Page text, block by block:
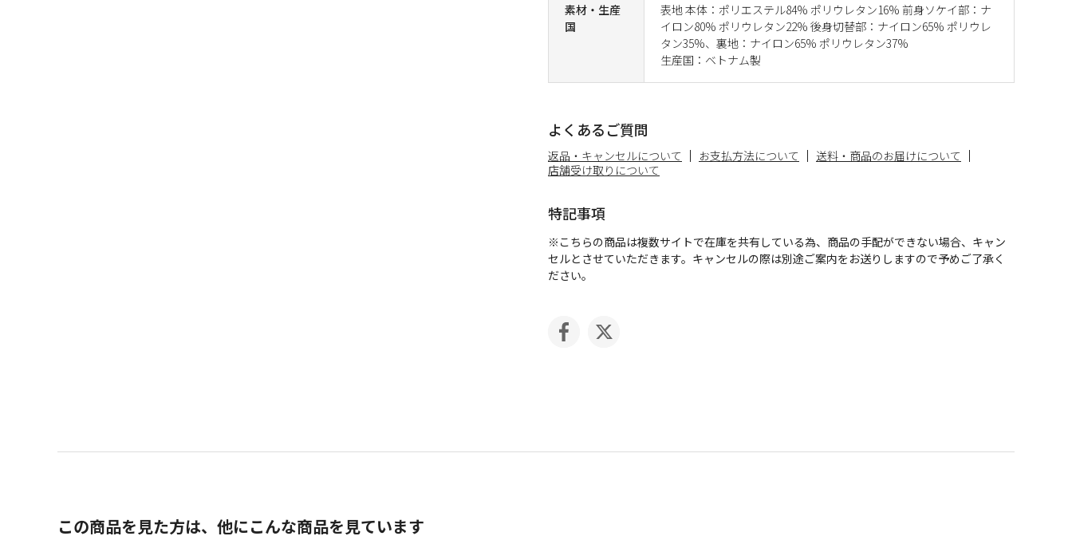
素材・生産
国
表地 本体：ポリエステル84% ポリウレタン16% 前身ソケイ部：ナ
イロン80% ポリウレタン22% 後身切替部：ナイロン65% ポリウレ
タン35%、裏地：ナイロン65% ポリウレタン37%
生産国：ベトナム製
よくあるご質問
返品・キャンセルについて お支払方法について
送料・商品のお届けについて
店舗受け取りについて
特記事項
※こちらの商品は複数サイトで在庫を共有している為、商品の手配ができない場合、キャン
セルとさせていただきます。キャンセルの際は別途ご案内をお送りしますので予めご了承く
ださい。
この商品を見た方は、他にこんな商品を見ています